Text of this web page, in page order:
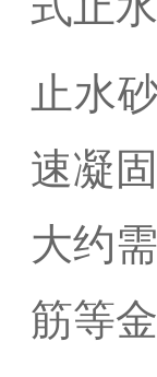
止水
速凝
大约
筋等